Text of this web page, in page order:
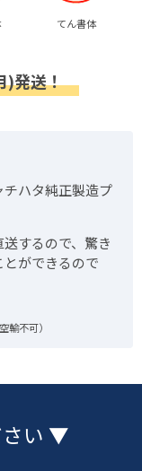
てん書体
)発送！
チハタ純正製造プ
するので、驚き
ができるので
輸不可）
い ▼